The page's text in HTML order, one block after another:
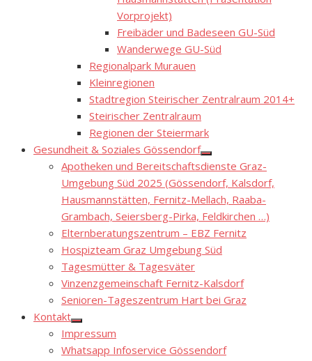
Vorprojekt)
Freibäder und Badeseen GU-Süd
Wanderwege GU-Süd
Regionalpark Murauen
Kleinregionen
Stadtregion Steirischer Zentralraum 2014+
Steirischer Zentralraum
Regionen der Steiermark
Gesundheit & Soziales Gössendorf
Show
sub
menu
Apotheken und Bereitschaftsdienste Graz-
Umgebung Süd 2025 (Gössendorf, Kalsdorf,
Hausmannstätten, Fernitz-Mellach, Raaba-
Grambach, Seiersberg-Pirka, Feldkirchen …)
Elternberatungszentrum – EBZ Fernitz
Hospizteam Graz Umgebung Süd
Tagesmütter & Tagesväter
Vinzenzgemeinschaft Fernitz-Kalsdorf
Senioren-Tageszentrum Hart bei Graz
Kontakt
Show
sub
menu
Impressum
Whatsapp Infoservice Gössendorf